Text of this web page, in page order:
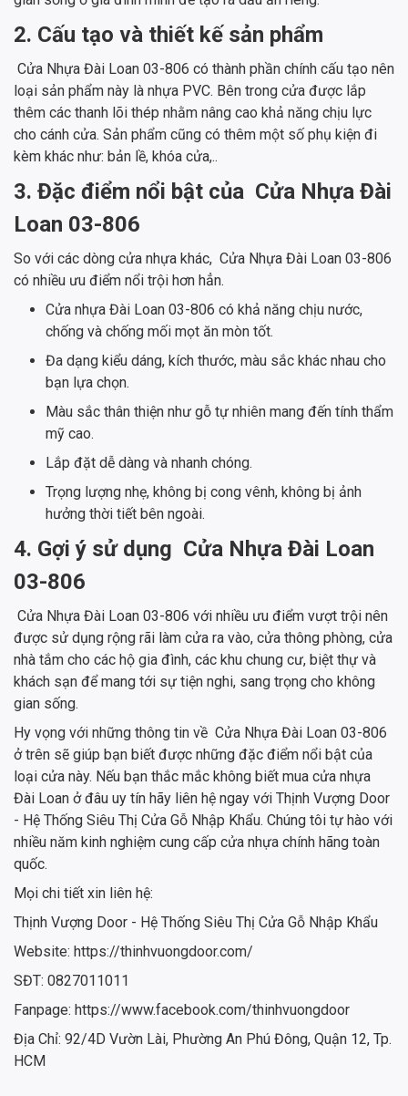
2. Cấu tạo và thiết kế sản phẩm
Cửa Nhựa Đài Loan 03-806 có thành phần chính cấu tạo nên
loại sản phẩm này là nhựa PVC. Bên trong cửa được lắp
thêm các thanh lõi thép nhằm nâng cao khả năng chịu lực
cho cánh cửa. Sản phẩm cũng có thêm một số phụ kiện đi
kèm khác như: bản lề, khóa cửa,..
3. Đặc điểm nổi bật của Cửa Nhựa Đài
Loan 03-806
So với các dòng cửa nhựa khác, Cửa Nhựa Đài Loan 03-806
có nhiều ưu điểm nổi trội hơn hẳn.
Cửa nhựa Đài Loan 03-806 có khả năng chịu nước,
chống và chống mối mọt ăn mòn tốt.
Đa dạng kiểu dáng, kích thước, màu sắc khác nhau cho
bạn lựa chọn.
Màu sắc thân thiện như gỗ tự nhiên mang đến tính thẩm
mỹ cao.
Lắp đặt dễ dàng và nhanh chóng.
Trọng lượng nhẹ, không bị cong vênh, không bị ảnh
hưởng thời tiết bên ngoài.
4. Gợi ý sử dụng Cửa Nhựa Đài Loan
03-806
Cửa Nhựa Đài Loan 03-806 với nhiều ưu điểm vượt trội nên
được sử dụng rộng rãi làm cửa ra vào, cửa thông phòng, cửa
nhà tắm cho các hộ gia đình, các khu chung cư, biệt thự và
khách sạn để mang tới sự tiện nghi, sang trọng cho không
gian sống.
Hy vọng với những thông tin về Cửa Nhựa Đài Loan 03-806
ở trên sẽ giúp bạn biết được những đặc điểm nổi bật của
loại cửa này. Nếu bạn thắc mắc không biết mua cửa nhựa
Đài Loan ở đâu uy tín hãy liên hệ ngay với Thịnh Vượng Door
- Hệ Thống Siêu Thị Cửa Gỗ Nhập Khẩu. Chúng tôi tự hào với
nhiều năm kinh nghiệm cung cấp cửa nhựa chính hãng toàn
quốc.
Mọi chi tiết xin liên hệ:
Thịnh Vượng Door - Hệ Thống Siêu Thị Cửa Gỗ Nhập Khẩu
Website: https://thinhvuongdoor.com/
SĐT: 0827011011
Fanpage: https://www.facebook.com/thinhvuongdoor
Địa Chỉ: 92/4D Vườn Lài, Phường An Phú Đông, Quận 12, Tp.
HCM